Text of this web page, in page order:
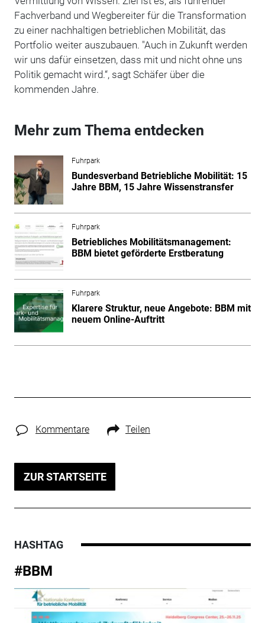
Fachverband und Wegbereiter für die Transformation
zu einer nachhaltigen betrieblichen Mobilität, das
Portfolio weiter auszubauen. "Auch in Zukunft werden
wir uns dafür einsetzen, dass mit und nicht ohne uns
Politik gemacht wird.“, sagt Schäfer über die
kommenden Jahre.
Mehr zum Thema entdecken
Fuhrpark
Bundesverband Betriebliche Mobilität: 15
Jahre BBM, 15 Jahre Wissenstransfer
Fuhrpark
Betriebliches Mobilitätsmanagement:
BBM bietet geförderte Erstberatung
Fuhrpark
Klarere Struktur, neue Angebote: BBM mit
neuem Online-Auftritt
Kommentare Teilen
ZUR STARTSEITE
HASHTAG
#BBM